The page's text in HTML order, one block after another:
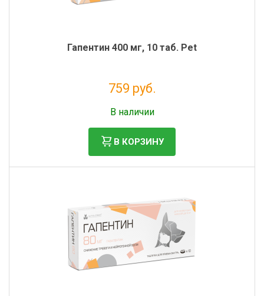
Гапентин 400 мг, 10 таб. Pet
759 руб.
В наличии
В КОРЗИНУ